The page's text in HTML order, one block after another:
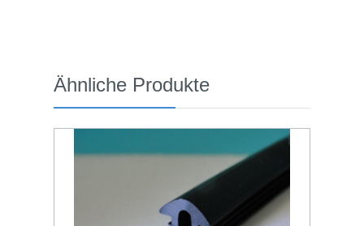
Produktgalerie überspringen
Ähnliche Produkte